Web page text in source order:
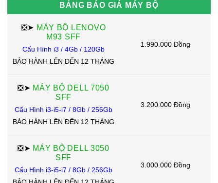
BẢNG BÁO GIÁ MÁY BỘ
❎➤ MÁY BỘ LENOVO
M93 SFF
Cấu Hình i3 / 4Gb / 120Gb
BẢO HÀNH LÊN ĐẾN 12 THÁNG
1.990.000 Đồng
❎➤ MÁY BỘ DELL 7050
SFF
Cấu Hình i3-i5-i7 / 8Gb / 256Gb
BẢO HÀNH LÊN ĐẾN 12 THÁNG
3.200.000 Đồng
❎➤ MÁY BỘ DELL 3050
SFF
Cấu Hình i3-i5-i7 / 8Gb / 256Gb
3.000.000 Đồng